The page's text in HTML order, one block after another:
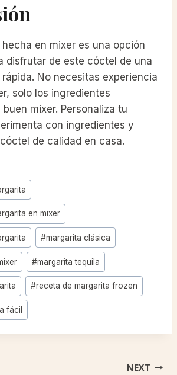
en mixer es una opción
disfrutar de este cóctel de una
No necesitas experiencia
solo los ingredientes
mixer. Personaliza tu
con ingredientes y
de calidad en casa.
en mixer
#margarita clásica
#margarita tequila
#receta de margarita frozen
fácil
NEXT